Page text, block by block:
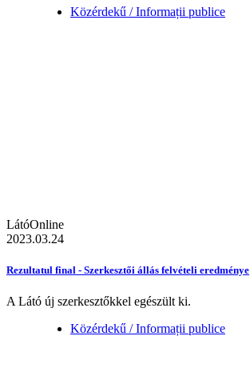
Közérdekű / Informații publice
LátóOnline
2023.03.24
Rezultatul final - Szerkesztői állás felvételi eredménye
A Látó új szerkesztőkkel egészült ki.
Közérdekű / Informații publice